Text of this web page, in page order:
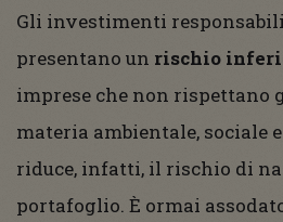
Gli investimenti
presentano un rischio
imprese che non rispettano
materia ambientale, sociale
riduce, infatti, il rischio di
portafoglio. È ormai